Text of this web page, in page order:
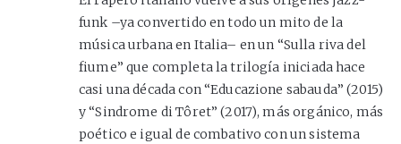
funk –ya convertido en todo un mito de la
música urbana en Italia– en un “Sulla riva del
fiume” que completa la trilogía iniciada hace
casi una década con “Educazione sabauda” (2015)
y “Sindrome di Tôret” (2017), más orgánico, más
poético e igual de combativo con un sistema